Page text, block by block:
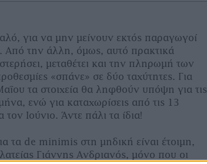
για να μην μείνουν εκτός παραγωγοί
Από την άλλη, όμως, αυτό πρακτικά
μεταθέτει και την πληρωμή των
«σπάνε» σε δύο ταχύτητες. Για
τα στοιχεία θα ληφθούν υπόψη για τις
ενώ για καταχωρίσεις από τις 13
Ιούνιο. Άντε πάλι τα ίδια!
τα de minimis στη μηδική είναι έτοιμη,
Γιάννης Ανδριανός, μόνο που οι